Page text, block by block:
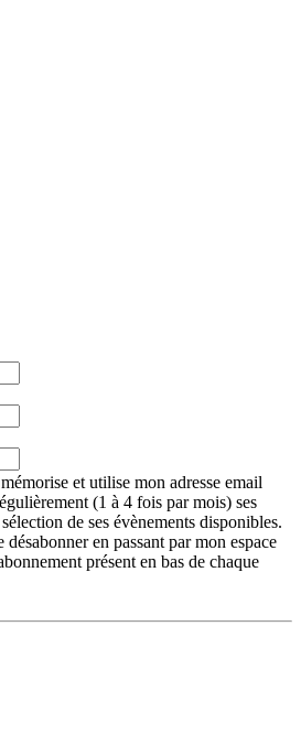
et utilise mon adresse email
(1 à 4 fois par mois) ses
de ses évènements disponibles.
en passant par mon espace
présent en bas de chaque